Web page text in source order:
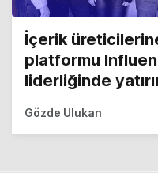
İçerik
platformu
liderliğinde
Gözde Ulukan